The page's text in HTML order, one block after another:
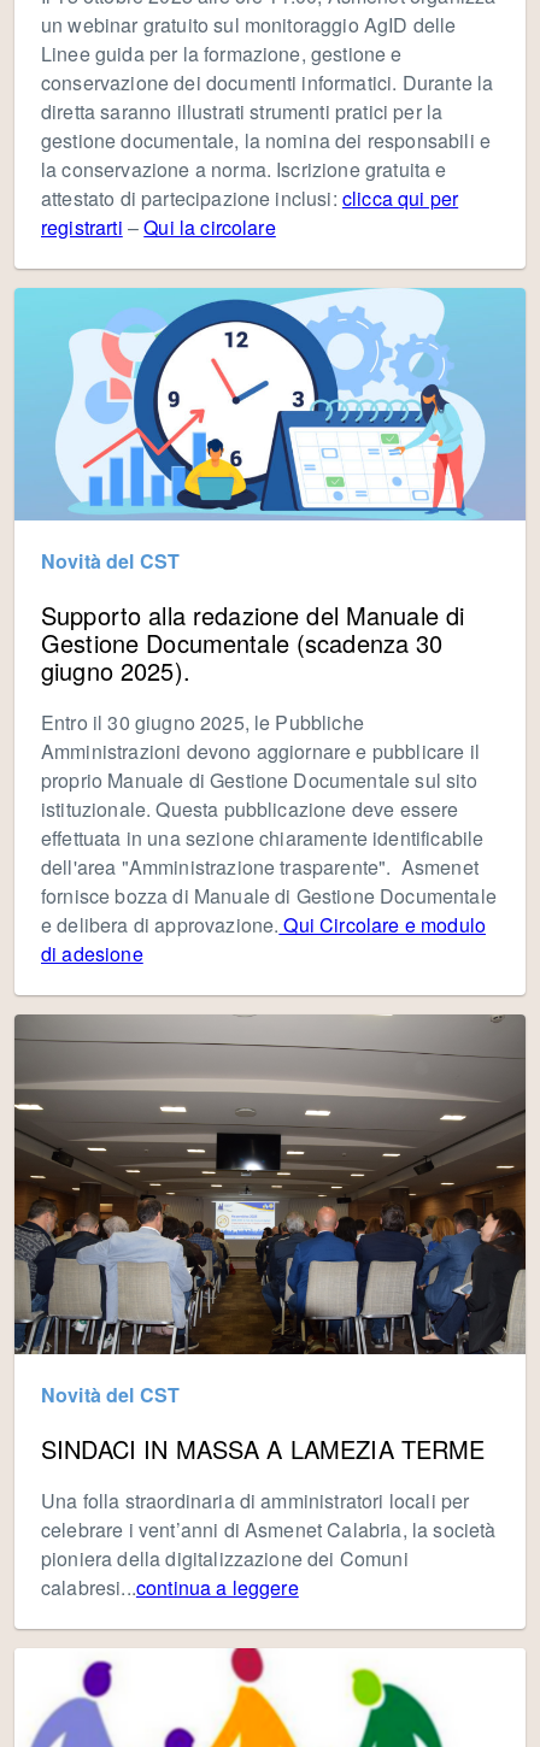
un webinar gratuito sul monitoraggio AgID delle
Linee guida per la formazione, gestione e
conservazione dei documenti informatici. Durante la
diretta saranno illustrati strumenti pratici per la
gestione documentale, la nomina dei responsabili e
la conservazione a norma. Iscrizione gratuita e
attestato di partecipazione inclusi: clicca qui per
registrarti –Qui la circolare
Novità del CST
Supporto alla redazione del Manuale di
Gestione Documentale (scadenza 30
giugno 2025).
Entro il 30 giugno 2025, le Pubbliche
Amministrazioni devono aggiornare e pubblicare il
proprio Manuale di Gestione Documentale sul sito
istituzionale. Questa pubblicazione deve essere
effettuata in una sezione chiaramente identificabile
dell'area "Amministrazione trasparente". Asmenet
fornisce bozza di Manuale di Gestione Documentale
e delibera di approvazione. Qui Circolare e modulo
di adesione
Novità del CST
SINDACI IN MASSA A LAMEZIA TERME
Una folla straordinaria di amministratori locali per
celebrare i vent’anni di Asmenet Calabria, la società
pioniera della digitalizzazione dei Comuni
calabresi...continua a leggere